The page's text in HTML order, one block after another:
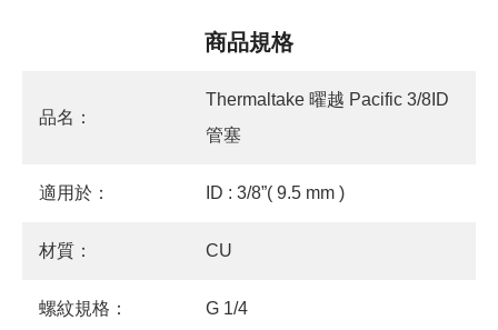
商品規格
品名：
Thermaltake 曜越 Pacific 3/8ID
管塞
適用於： ID : 3/8”( 9.5 mm )
材質： CU
螺紋規格： G 1/4